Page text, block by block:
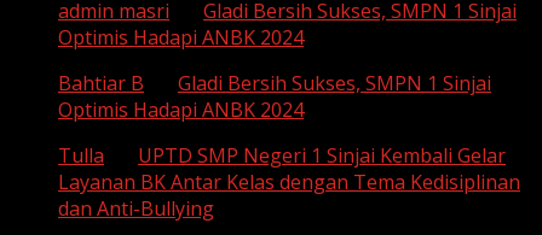
admin masri
Gladi Bersih Sukses, SMPN 1 Sinjai
Optimis Hadapi ANBK 2024
Bahtiar B
Gladi Bersih Sukses, SMPN 1 Sinjai
Optimis Hadapi ANBK 2024
Tulla
UPTD SMP Negeri 1 Sinjai Kembali Gelar
Layanan BK Antar Kelas dengan Tema Kedisiplinan
dan Anti-Bullying